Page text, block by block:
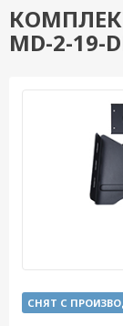
MD-2-19-
СНЯТ С